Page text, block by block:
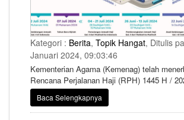
Kategori : Berita, Topik Hangat, Ditulis
Januari 2024, 09:03:46
Kementerian Agama (Kemenag) telah
Rencana Perjalanan Haji (RPH) 1445 H /
haji Indonesia akan mulai diberangkatkan ke
pada Minggu, 12 Mei 2024. RPH 1445 H
Direktur Jenderal Penyelenggaraan Haji
Baca Selengkapnya